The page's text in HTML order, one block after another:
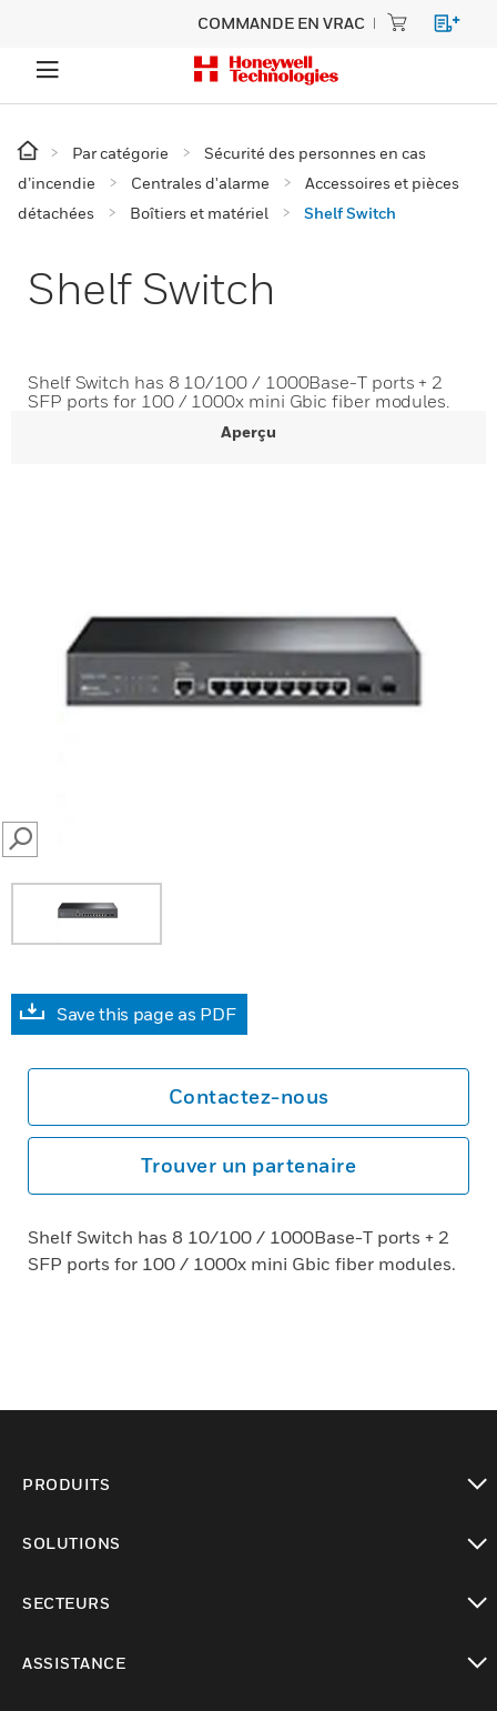
COMMANDE EN VRAC
Par catégorie
Sécurité des personnes en cas
d’incendie
Centrales d'alarme
Accessoires et pièces
détachées
Boîtiers et matériel Shelf Switch
Shelf Switch
Shelf Switch has 8 10/100 / 1000Base-T ports + 2
SFP ports for 100 / 1000x mini Gbic fiber modules.
Aperçu
SEARCH
Save this page as PDF
Contactez-nous
Trouver un partenaire
Shelf Switch has 8 10/100 / 1000Base-T ports + 2
SFP ports for 100 / 1000x mini Gbic fiber modules.
PRODUITS
SOLUTIONS
SECTEURS
ASSISTANCE